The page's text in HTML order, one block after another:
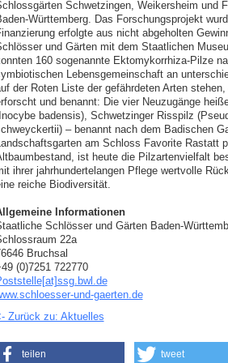
Schwetzingen, Weikersheim und
Württemberg. Das Forschungsprojekt
erfolgte aus nicht abgeholten
und Gärten mit dem Staatlichen
160 sogenannte Ektomykorrhiza-Pilze
Lebensgemeinschaft an
der Roten Liste der gefährdeten Arten
und benannt: Die vier Neuzugänge
badensis), Schwetzinger Risspilz
– benannt nach dem Badischen
am Schloss Favorite Rastatt
ist heute die Pilzartenvielfalt
ihrer jahrhundertelangen Pflege wertvolle
reiche Biodiversität.
Informationen
Schlösser und Gärten Baden-
22a
Bruchsal
(0)7251 722770
und-gaerten.de
Zurück zu: Aktuelles
teilen tweet